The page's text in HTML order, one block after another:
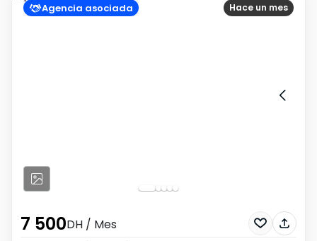
Hace un mes
Agencia asociada
7 500DH / Mes